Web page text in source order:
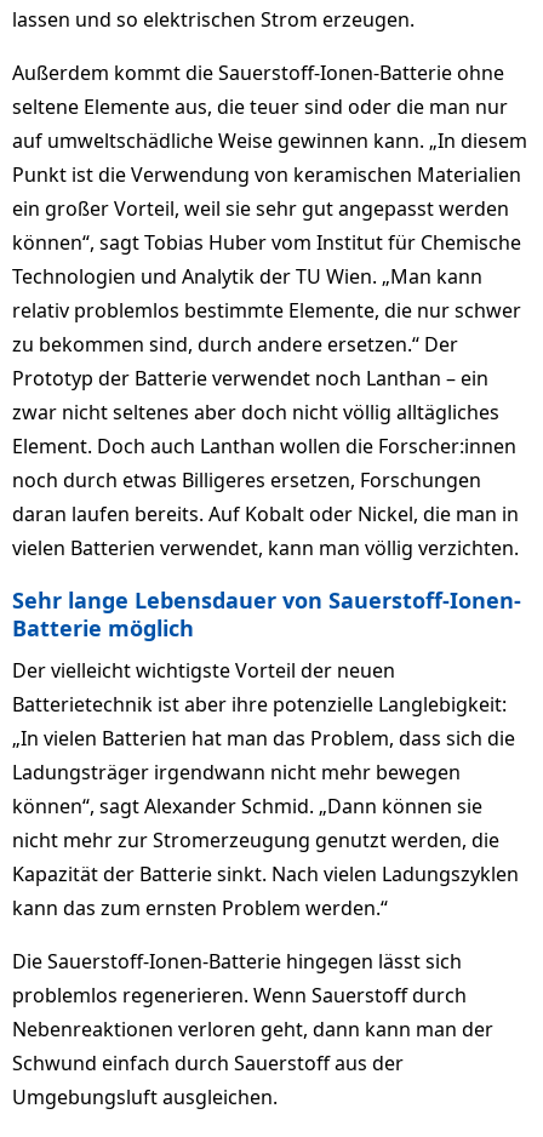
lassen und so elektrischen Strom erzeugen.
Außerdem kommt die Sauerstoff-Ionen-Batterie ohne
seltene Elemente aus, die teuer sind oder die man nur
auf umweltschädliche Weise gewinnen kann. „In diesem
Punkt ist die Verwendung von keramischen Materialien
ein großer Vorteil, weil sie sehr gut angepasst werden
können“, sagt Tobias Huber vom Institut für Chemische
Technologien und Analytik der TU Wien. „Man kann
relativ problemlos bestimmte Elemente, die nur schwer
zu bekommen sind, durch andere ersetzen.“ Der
Prototyp der Batterie verwendet noch Lanthan – ein
zwar nicht seltenes aber doch nicht völlig alltägliches
Element. Doch auch Lanthan wollen die Forscher:innen
noch durch etwas Billigeres ersetzen, Forschungen
daran laufen bereits. Auf Kobalt oder Nickel, die man in
vielen Batterien verwendet, kann man völlig verzichten.
Sehr lange Lebensdauer von Sauerstoff-Ionen-
Batterie möglich
Der vielleicht wichtigste Vorteil der neuen
Batterietechnik ist aber ihre potenzielle Langlebigkeit:
„In vielen Batterien hat man das Problem, dass sich die
Ladungsträger irgendwann nicht mehr bewegen
können“, sagt Alexander Schmid. „Dann können sie
nicht mehr zur Stromerzeugung genutzt werden, die
Kapazität der Batterie sinkt. Nach vielen Ladungszyklen
kann das zum ernsten Problem werden.“
Die Sauerstoff-Ionen-Batterie hingegen lässt sich
problemlos regenerieren. Wenn Sauerstoff durch
Nebenreaktionen verloren geht, dann kann man der
Schwund einfach durch Sauerstoff aus der
Umgebungsluft ausgleichen.